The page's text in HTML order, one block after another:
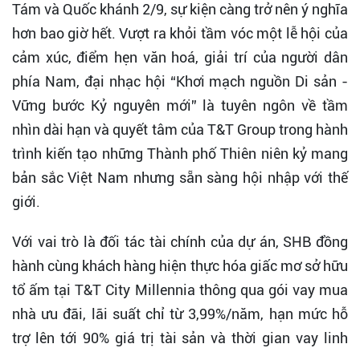
Tám và Quốc khánh 2/9, sự kiện càng trở nên ý nghĩa
hơn bao giờ hết. Vượt ra khỏi tầm vóc một lễ hội của
cảm xúc, điểm hẹn văn hoá, giải trí của người dân
phía Nam, đại nhạc hội “Khơi mạch nguồn Di sản -
Vững bước Kỷ nguyên mới” là tuyên ngôn về tầm
nhìn dài hạn và quyết tâm của T&T Group trong hành
trình kiến tạo những Thành phố Thiên niên kỷ mang
bản sắc Việt Nam nhưng sẵn sàng hội nhập với thế
giới.
Với vai trò là đối tác tài chính của dự án, SHB đồng
hành cùng khách hàng hiện thực hóa giấc mơ sở hữu
tổ ấm tại T&T City Millennia thông qua gói vay mua
nhà ưu đãi, lãi suất chỉ từ 3,99%/năm, hạn mức hỗ
trợ lên tới 90% giá trị tài sản và thời gian vay linh